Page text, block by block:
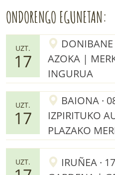
ONDORENGO EGUNETAN:
UZT.
17
AZOKA |
INGURUA
UZT.
17
BAIONA ·
IZPIRITUKO
PLAZAKO
UZT.
IRUÑEA ·